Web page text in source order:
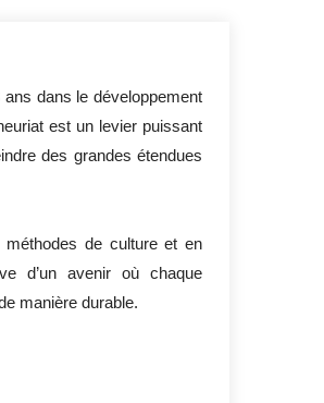
dans le développement
est un levier puissant
des grandes étendues
méthodes de culture et en
d’un avenir où chaque
manière durable.